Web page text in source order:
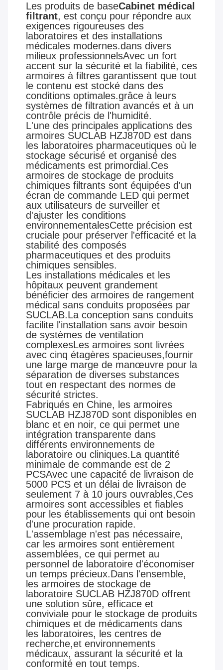
Les produits de baseCabinet médical
filtrant, est conçu pour répondre aux
exigences rigoureuses des
laboratoires et des installations
médicales modernes.dans divers
milieux professionnelsAvec un fort
accent sur la sécurité et la fiabilité, ces
armoires à filtres garantissent que tout
le contenu est stocké dans des
conditions optimales.grâce à leurs
systèmes de filtration avancés et à un
contrôle précis de l'humidité.
L'une des principales applications des
armoires SUCLAB HZJ870D est dans
les laboratoires pharmaceutiques où le
stockage sécurisé et organisé des
médicaments est primordial.Ces
armoires de stockage de produits
chimiques filtrants sont équipées d'un
écran de commande LED qui permet
aux utilisateurs de surveiller et
d'ajuster les conditions
environnementalesCette précision est
cruciale pour préserver l'efficacité et la
stabilité des composés
pharmaceutiques et des produits
chimiques sensibles.
Les installations médicales et les
hôpitaux peuvent grandement
bénéficier des armoires de rangement
médical sans conduits proposées par
SUCLAB.La conception sans conduits
facilite l'installation sans avoir besoin
de systèmes de ventilation
complexesLes armoires sont livrées
avec cinq étagères spacieuses,fournir
une large marge de manœuvre pour la
séparation de diverses substances
tout en respectant des normes de
sécurité strictes.
Fabriqués en Chine, les armoires
SUCLAB HZJ870D sont disponibles en
blanc et en noir, ce qui permet une
intégration transparente dans
différents environnements de
laboratoire ou cliniques.La quantité
minimale de commande est de 2
PCSAvec une capacité de livraison de
5000 PCS et un délai de livraison de
seulement 7 à 10 jours ouvrables,Ces
armoires sont accessibles et fiables
pour les établissements qui ont besoin
d'une procuration rapide.
L'assemblage n'est pas nécessaire,
car les armoires sont entièrement
assemblées, ce qui permet au
personnel de laboratoire d'économiser
un temps précieux.Dans l'ensemble,
les armoires de stockage de
laboratoire SUCLAB HZJ870D offrent
une solution sûre, efficace et
conviviale pour le stockage de produits
chimiques et de médicaments dans
les laboratoires, les centres de
recherche,et environnements
médicaux, assurant la sécurité et la
conformité en tout temps.